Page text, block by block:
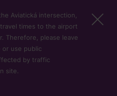
Aviatická intersection,
times to the airport
Therefore, please leave
or use public
by traffic
site.